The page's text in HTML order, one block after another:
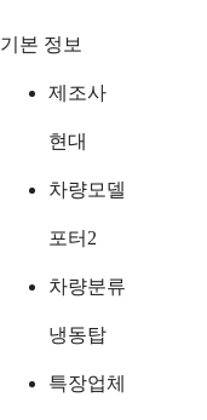
기본 정보
제조사
현대
차량모델
포터2
차량분류
냉동탑
특장업체